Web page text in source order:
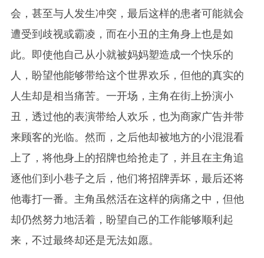
会，甚至与人发生冲突，最后这样的患者可能就会
遭受到歧视或霸凌，而在小丑的主角身上也是如
此。即使他自己从小就被妈妈塑造成一个快乐的
人，盼望他能够带给这个世界欢乐，但他的真实的
人生却是相当痛苦。一开场，主角在街上扮演小
丑，透过他的表演带给人欢乐，也为商家广告并带
来顾客的光临。然而，之后他却被地方的小混混看
上了，将他身上的招牌也给抢走了，并且在主角追
逐他们到小巷子之后，他们将招牌弄坏，最后还将
他毒打一番。主角虽然活在这样的病痛之中，但他
却仍然努力地活着，盼望自己的工作能够顺利起
来，不过最终却还是无法如愿。